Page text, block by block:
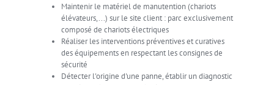
Maintenir le matériel de manutention (chariots
élévateurs,...) sur le site client : parc exclusivement
composé de chariots électriques
Réaliser les interventions préventives et curatives
des équipements en respectant les consignes de
sécurité
Détecter l'origine d'une panne, établir un diagnostic